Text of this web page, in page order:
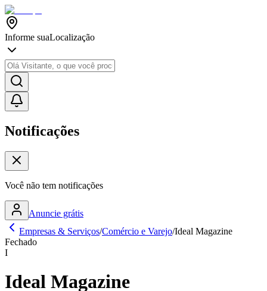
Informe suaLocalização
Notificações
Você não tem notificações
Anuncie grátis
Empresas & Serviços/Comércio e Varejo/Ideal Magazine
Fechado
I
Ideal Magazine